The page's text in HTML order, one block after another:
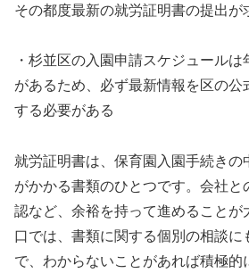
その都度最新の就労証明書の提出が
・杉並区の入園申請スケジュール
があるため、必ず最新情報を区の公
する必要がある
就労証明書は、保育園入園手続きの
がかかる書類のひとつです。会社と
認など、余裕を持って進めることが
口では、書類に関する個別の相談に
で、わからないことがあれば積極的